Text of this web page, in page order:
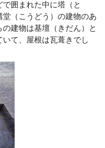
囲まれた中に塔（と
（こうどう）の建物のあ
建物は基壇（きだん）と
て、屋根は瓦葺きでし